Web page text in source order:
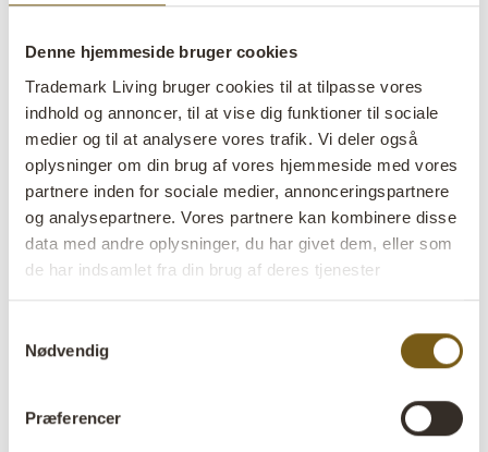
Denne hjemmeside bruger cookies
Trademark Living bruger cookies til at tilpasse vores
indhold og annoncer, til at vise dig funktioner til sociale
medier og til at analysere vores trafik. Vi deler også
oplysninger om din brug af vores hjemmeside med vores
partnere inden for sociale medier, annonceringspartnere
og analysepartnere. Vores partnere kan kombinere disse
data med andre oplysninger, du har givet dem, eller som
de har indsamlet fra din brug af deres tjenester
Nødvendig
Præferencer
Steve glasvase - chokolade
lens På lager
Varenr: G16115
Størrelse: